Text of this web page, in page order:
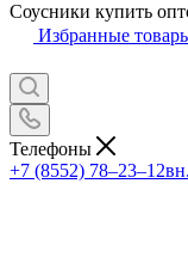
Соусники купить
Избранные
Телефоны
+7 (8552) 78‒23‒12